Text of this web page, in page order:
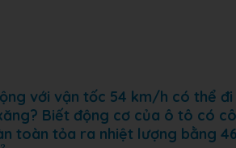
với vận tốc 54 km/h có thể
Biết động cơ của ô tô có
toàn tỏa ra nhiệt lượng bằng
3